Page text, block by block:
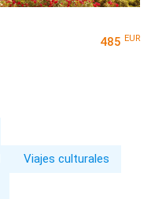
485 EUR
Viajes culturales